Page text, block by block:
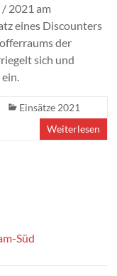
2021 am
eines Discounters
der
sich und
Einsätze 2021
Weiterlesen
Süd